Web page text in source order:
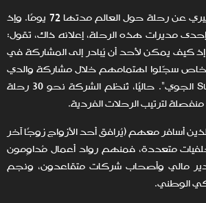
في عام 2007، أعلن تييري عن رحلة حول العالم مدتها 72 يومًا. وإذ
إحدى مديرات هذه الرحلة، إعلانه ذاك، تقول:
إذ كيف يمكن لأحد أن يُبادر إلى المشاركة في
سجّلوا اهتمامهم خلال مشاركة والدي
في معرض Sun 'n Fun الجوي". حاليًا، تُنظم الشركة نحو 30 رحلة
لترتيب الرحلات الفردية.
أسافر معهم (يُرافق أحد الأزواج زوجًا آخر
متعددة، فمنهم رواد أعمال مُداوِمون
مالي وأصحاب شركات متقاعدون، ونجم
الوطني.